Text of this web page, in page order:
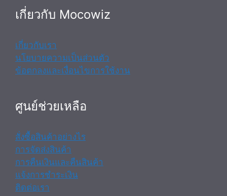
เกี่ยวกับ Mocowiz
เกี่ยวกับเรา
นโยบายความเป็นส่วนตัว
ข้อตกลงและเงื่อนไขการใช้งาน
ศูนย์ช่วยเหลือ
สั่งซื้อสินค้าอย่างไร
การจัดส่งสินค้า
การคืนเงินและคืนสินค้า
แจ้งการชำระเงิน
ติดต่อเรา